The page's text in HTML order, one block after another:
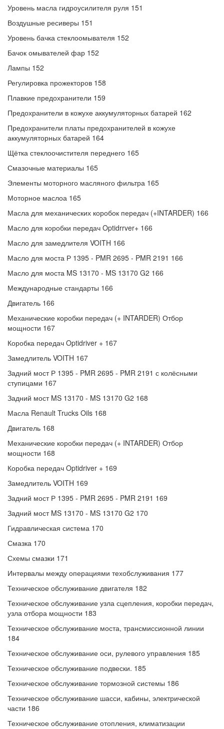
Уровень масла гидроусилителя руля 151
Воздушные ресиверы 151
Уровень бачка стеклоомывателя 152
Бачок омывателей фар 152
Лампы 152
Регулировка прожекторов 158
Плавкие предохранители 159
Предохранители в кожухе аккумуляторных батарей 162
Предохранители платы предохранителей в кожухе
аккумуляторных батарей 164
Щётка стеклоочистителя переднего 165
Смазочные материалы 165
Элементы моторного масляного фильтра 165
Моторное маслоа 165
Масла для механических коробок передач (+INTARDER) 166
Масло для коробки передач Optidrrver+ 166
Масло для замедлителя VOITH 166
Масло для моста Р 1395 - PMR 2695 - PMR 2191 166
Масло для моста MS 13170 - MS 13170 G2 166
Международные стандарты 166
Двигатель 166
Механические коробки передач (+ INTARDER) Отбор
мощности 167
Коробка передач Optidriver + 167
Замедлитель VOITH 167
Задний мост Р 1395 - PMR 2695 - PMR 2191 с колёсными
ступицами 167
Задний мост MS 13170 - MS 13170 G2 168
Масла Renault Trucks Oils 168
Двигатель 168
Механические коробки передач (+ INTARDER) Отбор
мощности 168
Коробка передач Optidriver + 169
Замедлитель VOITH 169
Задний мост Р 1395 - PMR 2695 - PMR 2191 169
Задний мост MS 13170 - MS 13170 G2 170
Гидравлическая система 170
Смазка 170
Схемы смазки 171
Интервалы между операциями техобслуживания 177
Техническое обслуживание двигателя 182
Техническое обслуживание узла сцепления, коробки передач,
узла отбора мощности 183
Техническое обслуживание моста, трансмиссионной линии
184
Техническое обслуживание оси, рулевого управления 185
Техническое обслуживание подвески. 185
Техническое обслуживание тормозной системы 186
Техническое обслуживание шасси, кабины, электрической
части 186
Техническое обслуживание отопления, климатизации